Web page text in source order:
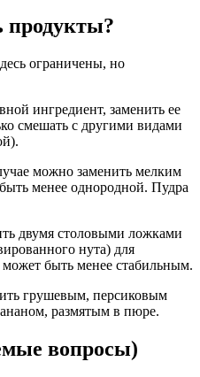
продукты?
ограничены, но
ингредиент, заменить ее
смешать с другими видами
можно заменить мелким
менее однородной. Пудра
двумя столовыми ложками
нута) для
может быть менее стабильным.
грушевым, персиковым
размятым в пюре.
вопросы)